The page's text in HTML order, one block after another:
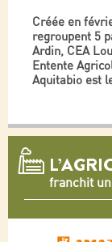
Créée en
regroupent 5
Ardin, CEA
Entente
Aquitabio est
franchit